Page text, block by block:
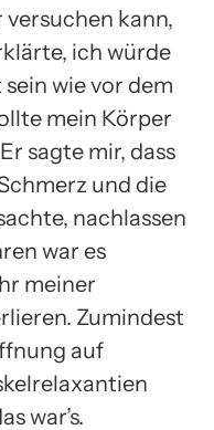
kann,
ich würde
wie vor dem
mein Körper
sagte mir, dass
und die
nachlassen
war es
meiner
Zumindest
auf
war’s.